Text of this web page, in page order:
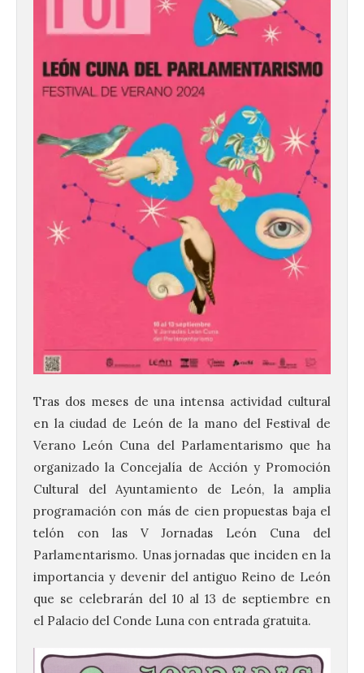
Tras dos meses de una intensa actividad cultural
en la ciudad de León de la mano del Festival de
Verano León Cuna del Parlamentarismo que ha
organizado la Concejalía de Acción y Promoción
Cultural del Ayuntamiento de León, la amplia
programación con más de cien propuestas baja el
telón con las V Jornadas León Cuna del
Parlamentarismo. Unas jornadas que inciden en la
importancia y devenir del antiguo Reino de León
que se celebrarán del 10 al 13 de septiembre en
el Palacio del Conde Luna con entrada gratuita.